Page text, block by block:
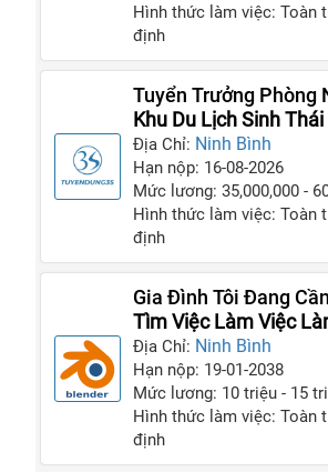
Hình thức làm việc: Toàn
định
Tuyển Trưởng Phòng
Khu Du Lịch Sinh
Địa Chỉ: Ninh Bình
Hạn nộp: 16-08-2026
Mức lương: 35,000,000 -
Hình thức làm việc: Toàn
định
Gia Đình Tôi Đang
Người Giúp Việc Chu
Năng
Tìm Việc Làm Việc
Địa Chỉ: Ninh Bình
Hạn nộp: 19-01-2038
Mức lương: 10 triệu - 15
Hình thức làm việc: Toàn
định